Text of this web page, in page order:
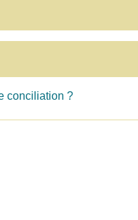
conciliation ?